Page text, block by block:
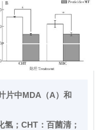
片中MDA（A）和
氢；CHT：百菌清；